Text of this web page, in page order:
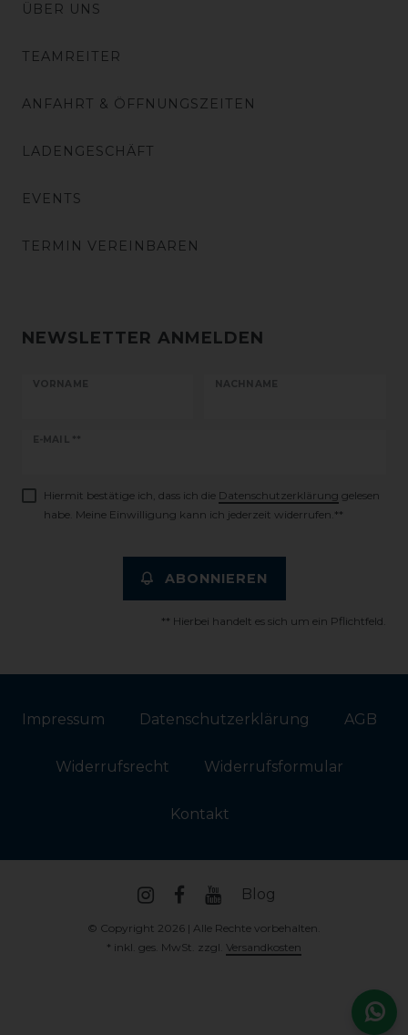
ÜBER UNS
TEAMREITER
ANFAHRT & ÖFFNUNGSZEITEN
LADENGESCHÄFT
EVENTS
TERMIN VEREINBAREN
NEWSLETTER ANMELDEN
VORNAME NACHNAME
E-MAIL **
Newsletter
Hiermit bestätige ich, dass ich die Daten­schutz­erklärung gelesen
habe. Meine Einwilligung kann ich jederzeit widerrufen.**
ABONNIEREN
** Hierbei handelt es sich um ein Pflichtfeld.
Impressum Daten­schutz­erklärung AGB
Widerrufs­recht Widerrufs­formular
Kontakt
Blog
© Copyright 2026 | Alle Rechte vorbehalten.
* inkl. ges. MwSt. zzgl. Versandkosten